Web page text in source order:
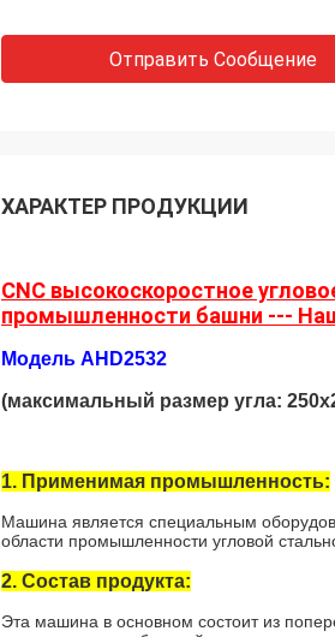
Отправить Сообщение
ХАРАКТЕР ПРОДУКЦИИ
CNC высокоскоростное
промышленности башни ---
Модель AHD2532
(максимальный размер угла:
1. Применимая промышленность:
Машина является специальным
области промышленности угловой
2. Состав продукта:
Эта машина в основном состоит из